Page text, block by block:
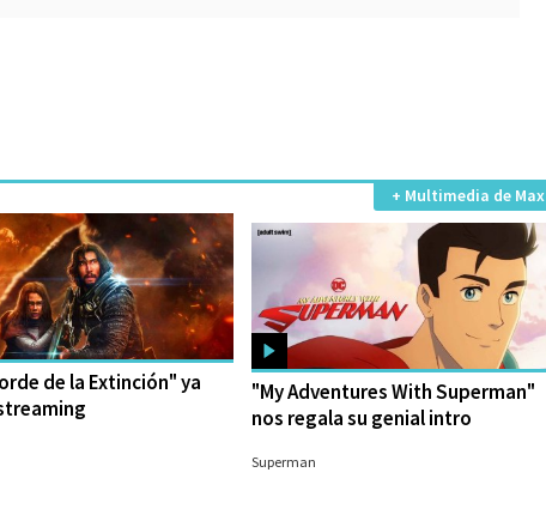
+ Multimedia de Max
de la Extinción" ya
"My Adventures With Superman"
nos regala su genial intro
Superman